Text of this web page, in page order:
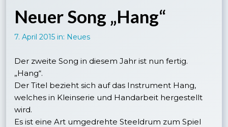
Neuer Song „Hang“
7. April 2015 in: Neues
Der zweite Song in diesem Jahr ist nun fertig.
„Hang“.
Der Titel bezieht sich auf das Instrument Hang,
welches in Kleinserie und Handarbeit hergestellt
wird.
Es ist eine Art umgedrehte Steeldrum zum Spiel